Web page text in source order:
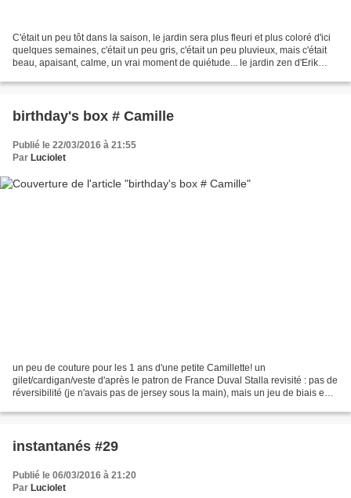
C'était un peu tôt dans la saison, le jardin sera plus fleuri et plus coloré d'ici
quelques semaines, c'était un peu gris, c'était un peu pluvieux, mais c'était
beau, apaisant, calme, un vrai moment de quiétude... le jardin zen d'Erik
birthday's box # Camille
Publié le 22/03/2016 à 21:55
Par Luciolet
un peu de couture pour les 1 ans d'une petite Camillette! un
gilet/cardigan/veste d'après le patron de France Duval Stalla revisité : pas de
réversibilité (je n'avais pas de jersey sous la main), mais un jeu de biais en
instantanés #29
Publié le 06/03/2016 à 21:20
Par Luciolet